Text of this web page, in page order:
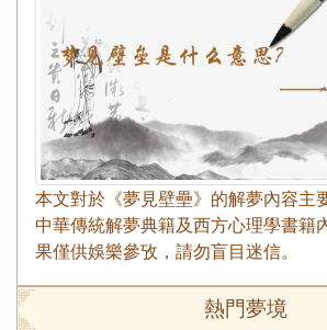
本文對於《夢見壁壘》的解夢內容主
中華傳統解夢典籍及西方心理學書籍
果僅供娛樂參攷，請勿盲目迷信。
熱門夢境